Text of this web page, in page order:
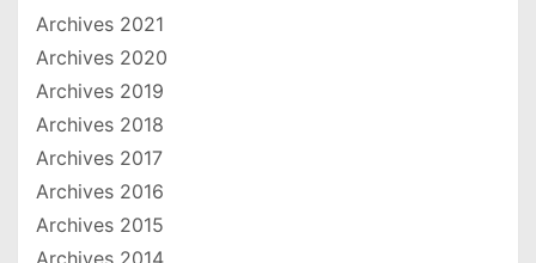
Archives 2021
Archives 2020
Archives 2019
Archives 2018
Archives 2017
Archives 2016
Archives 2015
Archives 2014